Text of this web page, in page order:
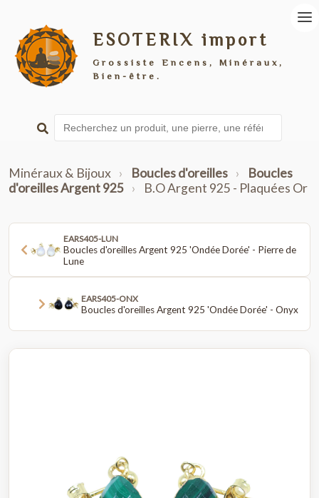
ESOTERIX import
Grossiste Encens, Minéraux,
Bien-être.
Minéraux & Bijoux › Boucles d'oreilles ›
Boucles
d'oreilles Argent 925 › B.O Argent 925 - Plaquées Or
EARS405-LUN
Boucles d'oreilles Argent 925 'Ondée Dorée' - Pierre de
Lune
EARS405-ONX
Boucles d'oreilles Argent 925 'Ondée Dorée' - Onyx